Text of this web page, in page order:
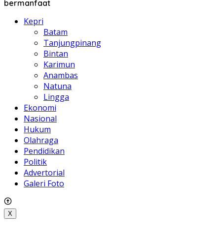
bermanfaat
Kepri
Batam
Tanjungpinang
Bintan
Karimun
Anambas
Natuna
Lingga
Ekonomi
Nasional
Hukum
Olahraga
Pendidikan
Politik
Advertorial
Galeri Foto
X